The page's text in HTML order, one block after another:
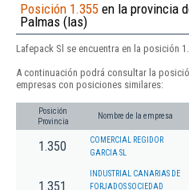
Posición 1.355 en la provincia
Palmas (las)
Lafepack Sl se encuentra en la posición
A continuación podrá consultar la
empresas con posiciones similares:
Posición
Provincia
Nombre de la empresa
1.350
COMERCIAL REGIDOR
GARCIA SL
1.351
INDUSTRIAL CANARIAS DE
FORJADOS SOCIEDAD